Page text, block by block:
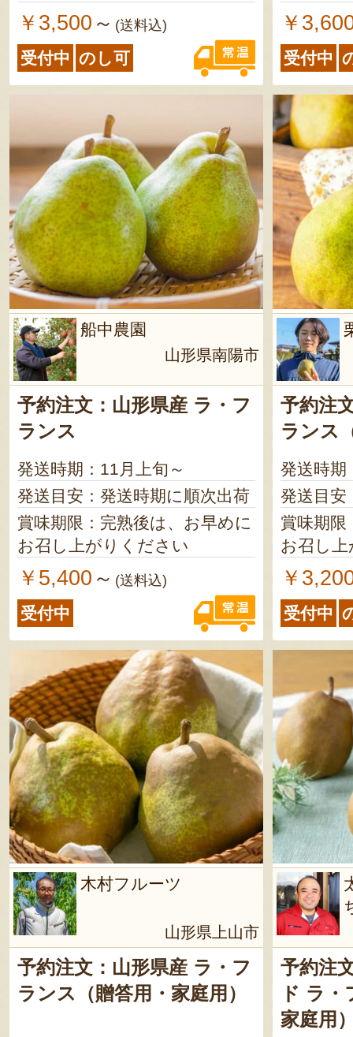
￥3,500 ～ (送料込)
受付中 のし可
￥
受付中
船中農園
山形県南陽市
予約注文：山形県産 ラ・フ
ランス
発送時期：11月上旬～
発送目安：発送時期に順次出荷
賞味期限：完熟後は、お早めに
お召し上がりください
￥5,400 ～ (送料込)
受付中
予約注
ランス
発送時期
発送目安
賞味期限
お召し
￥
受付中
木村フルーツ
山形県上山市
予約注文：山形県産 ラ・フ
ランス（贈答用・家庭用）
予約注
ド ラ
家庭用